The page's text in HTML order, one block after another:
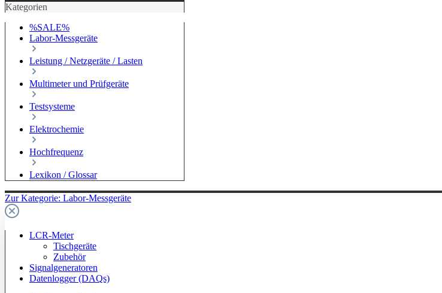
Kategorien
%SALE%
Labor-Messgeräte
Leistung / Netzgeräte / Lasten
Multimeter und Prüfgeräte
Testsysteme
Elektrochemie
Hochfrequenz
Lexikon / Glossar
Zur Kategorie: Labor-Messgeräte
LCR-Meter
Tischgeräte
Zubehör
Signalgeneratoren
Datenlogger (DAQs)